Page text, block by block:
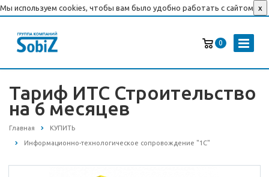
Мы используем cookies, чтобы вам было удобно работать с сайтом x
0
Тариф ИТС Строительство
на 6 месяцев
Главная КУПИТЬ
Информационно-технологическое сопровождение "1С"